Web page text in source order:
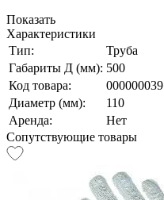
Показать
Характеристики
Тип:
Труба
Габариты Д (мм): 500
Код товара:
Диаметр (мм):
110
Аренда:
Нет
Сопутствующие товары